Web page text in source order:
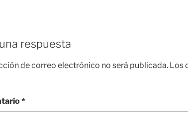
respuesta
de correo electrónico no será publicada. Los
*